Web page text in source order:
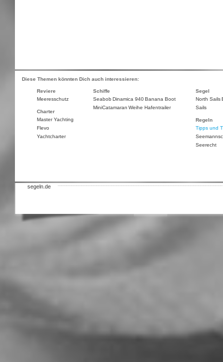
Diese Themen könnten Dich auch interessieren:
Reviere
Meeresschutz
Charter
Master Yachting
Flevo
Yachtcharter
Schiffe
Seabob Dinamica 940Banana Boot
MiniCatamaran Weihe Hafentrailer
Segel
North Sails
Sails
Regeln
Tipps und
Seerecht
segeln.de